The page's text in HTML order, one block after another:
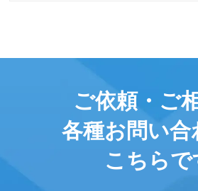
ご依頼・ご
各種お問い合
こちらで